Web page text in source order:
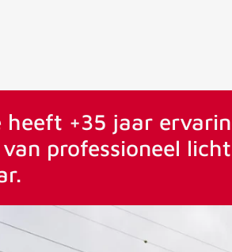
Vanaf 75€ gratis verstuurd
heeft +35 jaar
professioneel